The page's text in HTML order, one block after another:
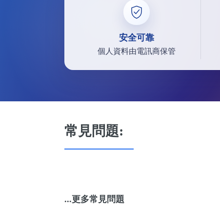
安全可靠
個人資料由電訊商保管
常見問題:
...更多常見問題